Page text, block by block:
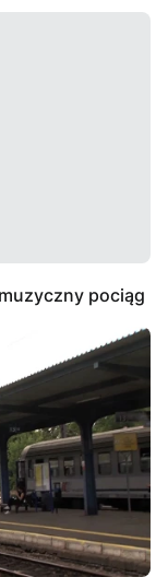
pociąg